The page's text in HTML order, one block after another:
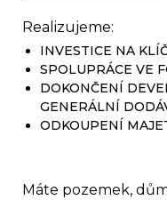
Realizujeme:
INVESTICE NA
SPOLUPRÁCE VE
DOKONČENÍ
GENERÁLNÍ
ODKOUPENÍ
Máte pozemek,